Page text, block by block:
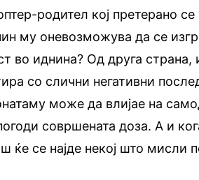
родител кој претерано
му оневозможува да се
во иднина? Од друга
со слични негативни
може да влијае на
совршената доза. А и
ќе се најде некој што мисли